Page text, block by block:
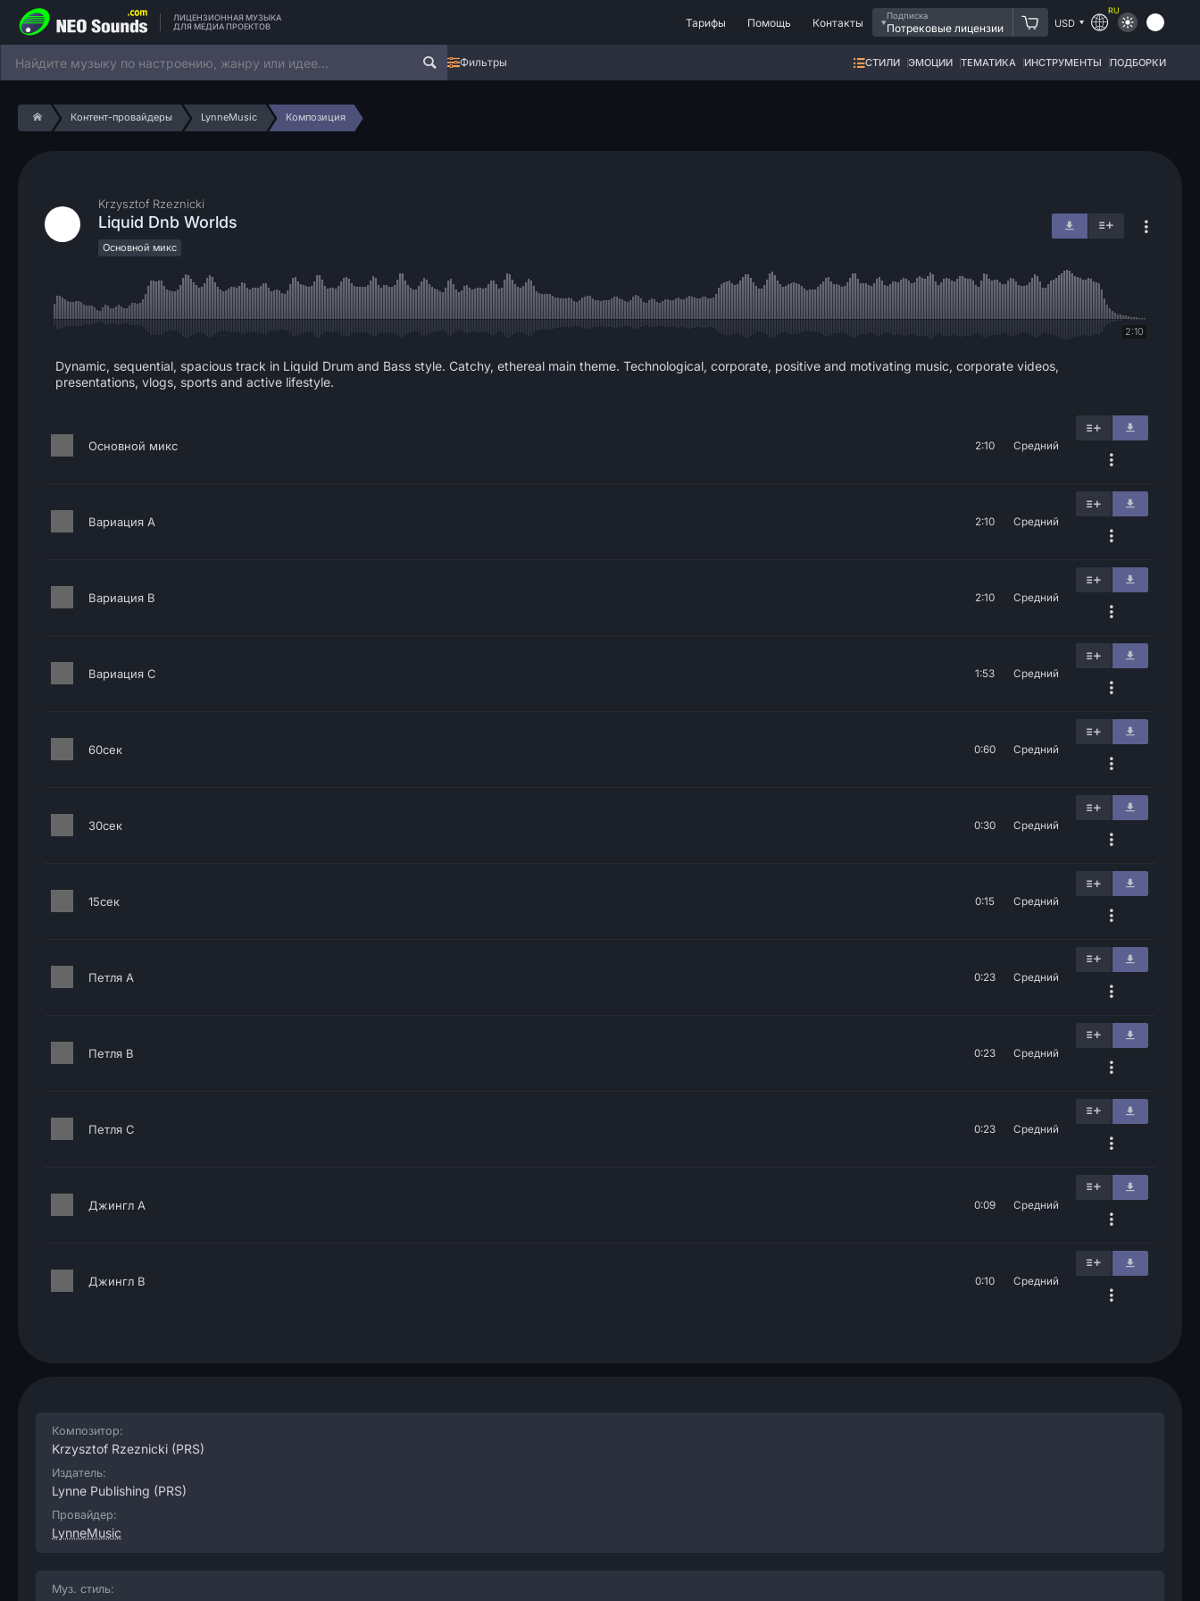
ЛИЦЕНЗИОННАЯ МУЗЫКА
ДЛЯ МЕДИА ПРОЕКТОВ
Тарифы Помощь Контакты
Подписка
Потрековые лицензии USD
RU
Фильтры СТИЛИ ЭМОЦИИ ТЕМАТИКА ИНСТРУМЕНТЫ ПОДБОРКИ
Контент-провайдеры LynneMusic Композиция
Krzysztof Rzeznicki
Liquid Dnb Worlds
Основной микс
2:10
Dynamic, sequential, spacious track in Liquid Drum and Bass style. Catchy, ethereal main theme. Technological, corporate, positive and motivating music, corporate videos,
presentations, vlogs, sports and active lifestyle.
Основной микс 2:10 Средний
Вариация A 2:10 Средний
Вариация B 2:10 Средний
Вариация C 1:53 Средний
60сек 0:60 Средний
30сек 0:30 Средний
15сек 0:15 Средний
Петля A 0:23 Средний
Петля B 0:23 Средний
Петля C 0:23 Средний
Джингл A 0:09 Средний
Джингл B 0:10 Средний
Композитор:
Krzysztof Rzeznicki (PRS)
Издатель:
Lynne Publishing (PRS)
Провайдер:
LynneMusic
Муз. стиль: